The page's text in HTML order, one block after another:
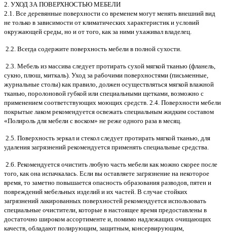
2. УХОД ЗА ПОВЕРХНОСТЬЮ МЕБЕЛИ
2.1. Все деревянные поверхности со временем могут менять внешний вид
не только в зависимости от климатических характеристик и условий
окружающей среды, но и от того, как за ними ухаживал владелец.
2.2. Всегда содержите поверхность мебели в полной сухости.
2.3. Мебель из массива следует протирать сухой мягкой тканью (фланель,
сукно, плюш, миткаль). Уход за рабочими поверхностями (письменные,
журнальные столы) как правило, должен осуществляться мягкой влажной
тканью, поролоновой губкой или специальными щетками, возможно с
применением соответствующих моющих средств. 2.4. Поверхности мебели
покрытые лаком рекомендуется освежать специальным жидким составом
«Полироль для мебели с воском» не реже одного раза в месяц.
2.5. Поверхность зеркал и стекол следует протирать мягкой тканью, для
удаления загрязнений рекомендуется применять специальные средства.
2.6. Рекомендуется очистить любую часть мебели как можно скорее после
того, как она испачкалась. Если вы оставляете загрязнение на некоторое
время, то заметно повышается опасность образования разводов, пятен и
повреждений мебельных изделий и их частей. В случае стойких
загрязнений лакированных поверхностей рекомендуется использовать
специальные очистители, которые в настоящее время предоставлены в
достаточно широком ассортименте и, помимо надлежащих очищающих
качеств, обладают полирующим, защитным, консервирующим,